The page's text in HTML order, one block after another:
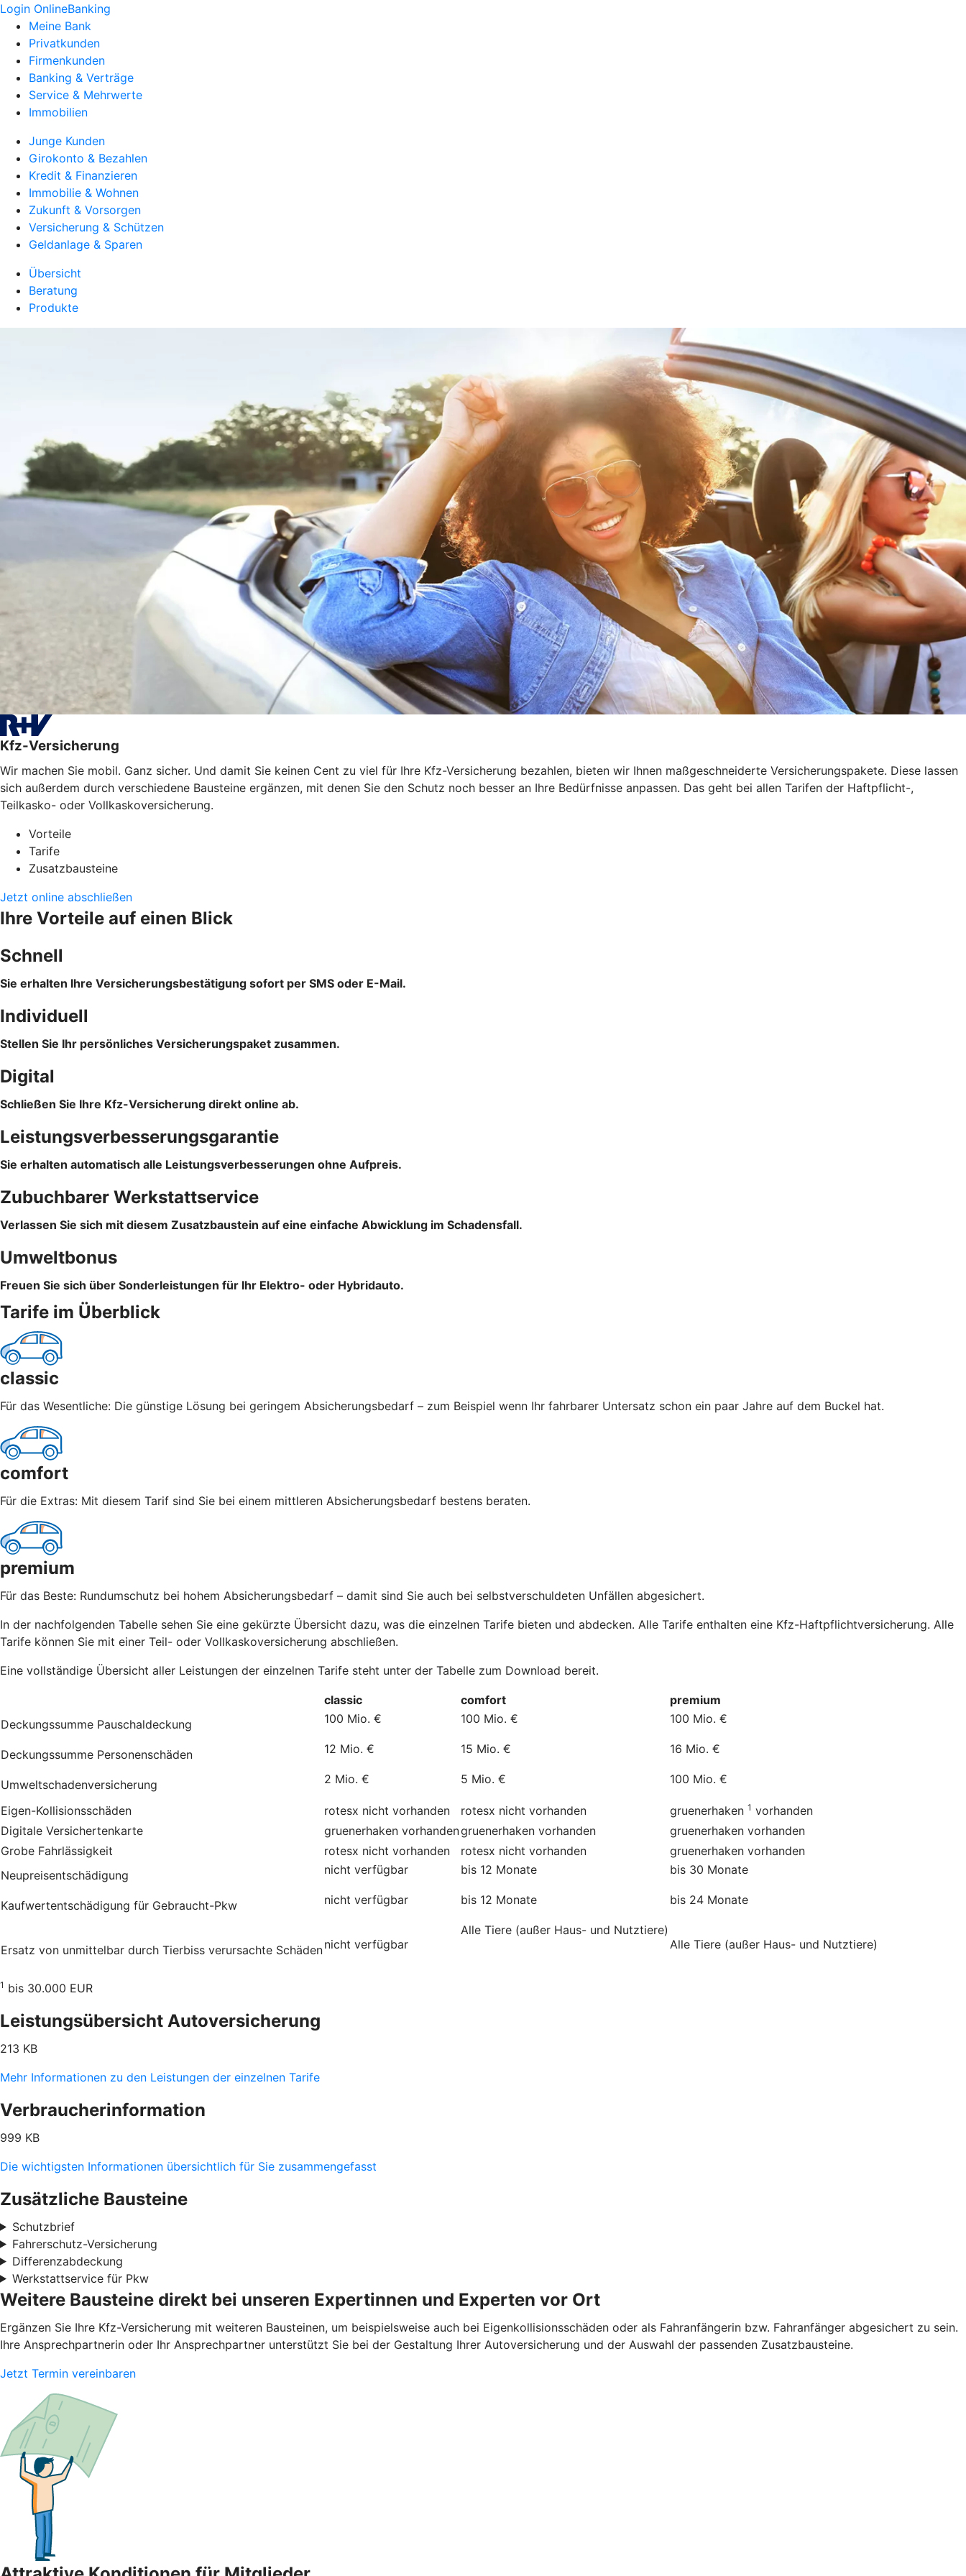
Login OnlineBanking
Meine Bank
Privatkunden
Firmenkunden
Banking & Verträge
Service & Mehrwerte
Immobilien
Junge Kunden
Girokonto & Bezahlen
Kredit & Finanzieren
Immobilie & Wohnen
Zukunft & Vorsorgen
Versicherung & Schützen
Geldanlage & Sparen
Übersicht
Beratung
Produkte
Kfz-Versicherung
Wir machen Sie mobil. Ganz sicher. Und damit Sie keinen Cent zu viel für Ihre Kfz-Versicherung bezahlen, bieten wir Ihnen maßgeschneiderte Versicherungspakete. Diese lassen
sich außerdem durch verschiedene Bausteine ergänzen, mit denen Sie den Schutz noch besser an Ihre Bedürfnisse anpassen. Das geht bei allen Tarifen der Haftpflicht-,
Teilkasko- oder Vollkaskoversicherung.
Vorteile
Tarife
Zusatzbausteine
Jetzt online abschließen
Ihre Vorteile auf einen Blick
Schnell
Sie erhalten Ihre Versicherungsbestätigung sofort per SMS oder E-Mail.
Individuell
Stellen Sie Ihr persönliches Versicherungspaket zusammen.
Digital
Schließen Sie Ihre Kfz-Versicherung direkt online ab.
Leistungsverbesserungsgarantie
Sie erhalten automatisch alle Leistungsverbesserungen ohne Aufpreis.
Zubuchbarer Werkstattservice
Verlassen Sie sich mit diesem Zusatzbaustein auf eine einfache Abwicklung im Schadensfall.
Umweltbonus
Freuen Sie sich über Sonderleistungen für Ihr Elektro- oder Hybridauto.
Tarife im Überblick
classic
Für das Wesentliche: Die günstige Lösung bei geringem Absicherungsbedarf – zum Beispiel wenn Ihr fahrbarer Untersatz schon ein paar Jahre auf dem Buckel hat.
comfort
Für die Extras: Mit diesem Tarif sind Sie bei einem mittleren Absicherungsbedarf bestens beraten.
premium
Für das Beste: Rundumschutz bei hohem Absicherungsbedarf – damit sind Sie auch bei selbstverschuldeten Unfällen abgesichert.
In der nachfolgenden Tabelle sehen Sie eine gekürzte Übersicht dazu, was die einzelnen Tarife bieten und abdecken. Alle Tarife enthalten eine Kfz-Haftpflichtversicherung. Alle
Tarife können Sie mit einer Teil- oder Vollkaskoversicherung abschließen.
Eine vollständige Übersicht aller Leistungen der einzelnen Tarife steht unter der Tabelle zum Download bereit.
classic comfort
premium
Deckungssumme Pauschaldeckung
100 Mio. € 100 Mio. € 100 Mio. €
Deckungssumme Personenschäden 12 Mio. € 15 Mio. € 16 Mio. €
Umweltschadenversicherung 2 Mio. € 5 Mio. € 100 Mio. €
Eigen-Kollisionsschäden rotesx nicht vorhanden rotesx nicht vorhanden gruenerhaken 1 vorhanden
Digitale Versichertenkarte
gruenerhaken vorhandengruenerhaken vorhanden gruenerhaken vorhanden
Grobe Fahrlässigkeit
rotesx nicht vorhanden rotesx nicht vorhanden gruenerhaken vorhanden
Neupreisentschädigung
nicht verfügbar bis 12 Monate bis 30 Monate
Kauf­wert­entschädi­gung für Gebraucht-Pkw nicht verfügbar bis 12 Monate bis 24 Monate
Ersatz von unmittelbar durch Tierbiss verur­sachte Schädennicht verfügbar
Alle Tiere (außer Haus- und Nutztiere)
Alle Tiere (außer Haus- und Nutztiere)
1 bis 30.000 EUR
Leistungsübersicht Autoversicherung
213 KB
Mehr Informationen zu den Leistungen der einzelnen Tarife
Verbraucherinformation
999 KB
Die wichtigsten Informationen übersichtlich für Sie zusammengefasst
Zusätzliche Bausteine
Schutzbrief
Fahrerschutz-Versicherung
Differenzabdeckung
Werkstattservice für Pkw
Weitere Bausteine direkt bei unseren Expertinnen und Experten vor Ort
Ergänzen Sie Ihre Kfz-Versicherung mit weiteren Bausteinen, um beispielsweise auch bei Eigenkollisionsschäden oder als Fahranfängerin bzw. Fahranfänger abgesichert zu sein.
Ihre Ansprechpartnerin oder Ihr Ansprechpartner unterstützt Sie bei der Gestaltung Ihrer Autoversicherung und der Auswahl der passenden Zusatzbausteine.
Jetzt Termin vereinbaren